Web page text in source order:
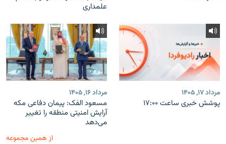
علمداری
مرداد ۱۷, ۱۴۰۵
پوشش خبری ساعت ۱۷:۰۰
مرداد ۱۶, ۱۴۰۵
مسعود الفک: پیمان دفاعی مکه
آرایش امنیتی منطقه را تغییر
می‌دهد
از همین مجموعه